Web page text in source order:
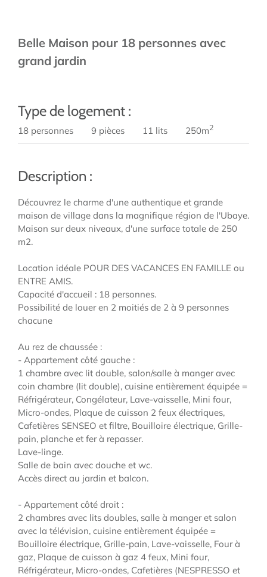
Belle Maison pour 18 personnes avec
grand jardin
Type de logement :
18 personnes 9 pièces 11 lits 250m2
Description :
Découvrez le charme d'une authentique et grande
maison de village dans la magnifique région de l'Ubaye.
Maison sur deux niveaux, d'une surface totale de 250
m2.
Location idéale POUR DES VACANCES EN FAMILLE ou
ENTRE AMIS.
Capacité d'accueil : 18 personnes.
Possibilité de louer en 2 moitiés de 2 à 9 personnes
chacune
Au rez de chaussée :
- Appartement côté gauche :
1 chambre avec lit double, salon/salle à manger avec
coin chambre (lit double), cuisine entièrement équipée =
Réfrigérateur, Congélateur, Lave-vaisselle, Mini four,
Micro-ondes, Plaque de cuisson 2 feux électriques,
Cafetières SENSEO et filtre, Bouilloire électrique, Grille-
pain, planche et fer à repasser.
Lave-linge.
Salle de bain avec douche et wc.
Accès direct au jardin et balcon.
- Appartement côté droit :
2 chambres avec lits doubles, salle à manger et salon
avec la télévision, cuisine entièrement équipée =
Bouilloire électrique, Grille-pain, Lave-vaisselle, Four à
gaz, Plaque de cuisson à gaz 4 feux, Mini four,
Réfrigérateur, Micro-ondes, Cafetières (NESPRESSO et